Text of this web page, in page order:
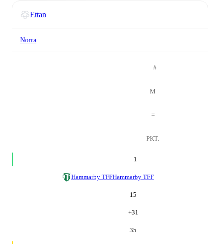
Ettan
Norra
#
M
=
PKT.
1
Hammarby TFFHammarby TFF
15
+31
35